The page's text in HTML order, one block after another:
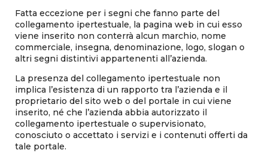
Fatta eccezione per i segni che fanno parte del
collegamento ipertestuale, la pagina web in cui esso
viene inserito non conterrà alcun marchio, nome
commerciale, insegna, denominazione, logo, slogan o
altri segni distintivi appartenenti all’azienda.
La presenza del collegamento ipertestuale non
implica l’esistenza di un rapporto tra l’azienda e il
proprietario del sito web o del portale in cui viene
inserito, né che l’azienda abbia autorizzato il
collegamento ipertestuale o supervisionato,
conosciuto o accettato i servizi e i contenuti offerti da
tale portale.